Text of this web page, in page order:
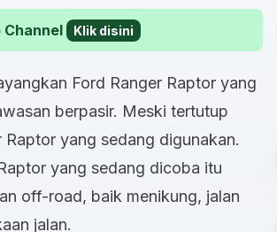
Channel Klik disini
Ford Ranger Raptor yang
berpasir. Meski tertutup
yang sedang digunakan.
yang sedang dicoba itu
off-road, baik menikung, jalan
jalan.